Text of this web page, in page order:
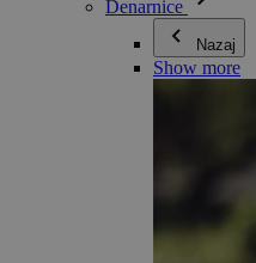
Denarnice
Nazaj
Show more